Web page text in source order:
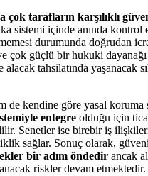
çok tarafların karşılıklı
sistemi içinde anında
durumunda doğrudan
çok güçlü bir hukuki dayanağı
tahsilatında yaşanacak
de kendine göre yasal koruma
entegre olduğu için
Senetler ise birebir iş
sağlar. Sonuç olarak,
bir adım öndedir ancak
riskler devam etmektedir.